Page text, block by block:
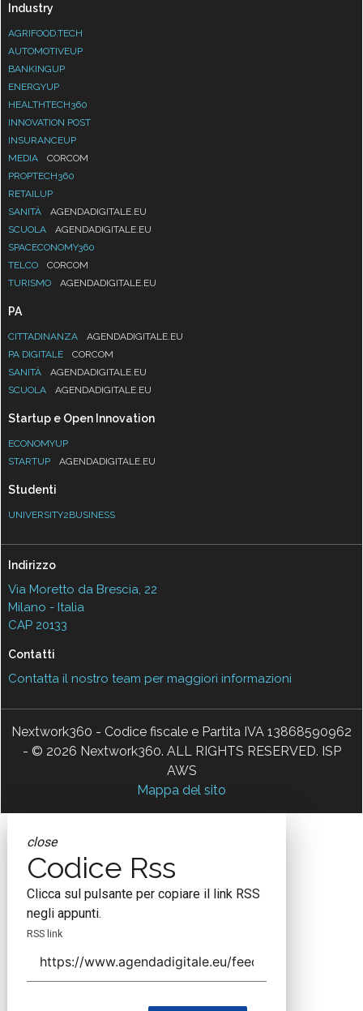
Industry
AGRIFOOD.TECH
AUTOMOTIVEUP
BANKINGUP
ENERGYUP
HEALTHTECH360
INNOVATION POST
INSURANCEUP
MEDIA
CORCOM
PROPTECH360
RETAILUP
SANITÀ
AGENDADIGITALE.EU
SCUOLA
AGENDADIGITALE.EU
SPACECONOMY360
TELCO
CORCOM
TURISMO
AGENDADIGITALE.EU
PA
CITTADINANZA
AGENDADIGITALE.EU
PA DIGITALE
CORCOM
SANITÀ
AGENDADIGITALE.EU
SCUOLA
AGENDADIGITALE.EU
Startup e Open Innovation
ECONOMYUP
STARTUP
AGENDADIGITALE.EU
Studenti
UNIVERSITY2BUSINESS
Indirizzo
Via Moretto da Brescia, 22
Milano - Italia
CAP 20133
Contatti
Contatta il nostro team per maggiori informazioni
Nextwork360 - Codice fiscale e Partita IVA 13868590962
- © 2026 Nextwork360. ALL RIGHTS RESERVED. ISP
AWS
Mappa del sito
close
Codice Rss
Clicca sul pulsante per copiare il link RSS
negli appunti.
RSS link